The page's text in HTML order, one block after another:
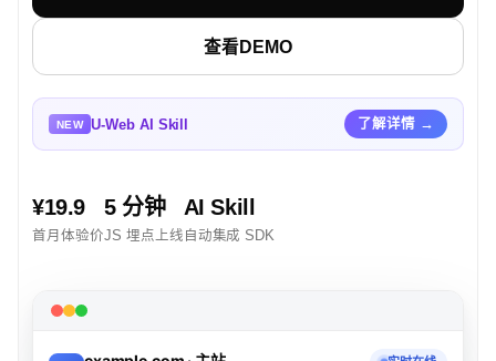
查看DEMO
NEW U-Web AI Skill 了解详情 →
¥19.9
首月体验价
5 分钟
JS 埋点上线
AI Skill
自动集成 SDK